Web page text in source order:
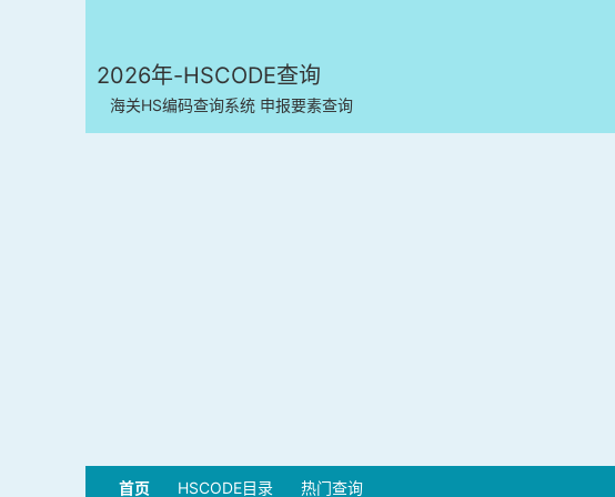
2026年-HSCODE查询
海关HS编码查询系统 申报要素查询
首页 HSCODE目录 热门查询